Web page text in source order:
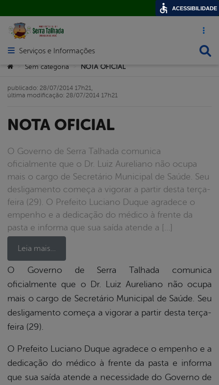
Acesso
Abrir menu principal de navegação
Serviços e Informações
Você está aqui:
Sem categoria NOTA OFICIAL
NOTA OFICIAL
O Governo de Serra Talhada comunica
oficialmente que o Dr. Luiz Aureliano não ocupa
mais o cargo de Secretário Municipal de Saúde. Seu
desligamento começa a vigorar a partir desta terça-
feira (29). O Prefeito Luciano Duque agradece o
empenho e a dedicação do médico à frente da
pasta e informa que sua saída atende a […]
Leia mais…
publicado: 28/07/2014 17h21,
última modificação: 28/07/2014 17h21
O Governo de Serra Talhada comunica
oficialmente que o Dr. Luiz Aureliano não ocupa
mais o cargo de Secretário Municipal de Saúde. Seu
desligamento começa a vigorar a partir desta terça-
feira (29).
O Prefeito Luciano Duque agradece o empenho e a
dedicação do médico à frente da pasta e informa
que sua saída atende a necessidade do Governo de
ACESSIBILIDADE